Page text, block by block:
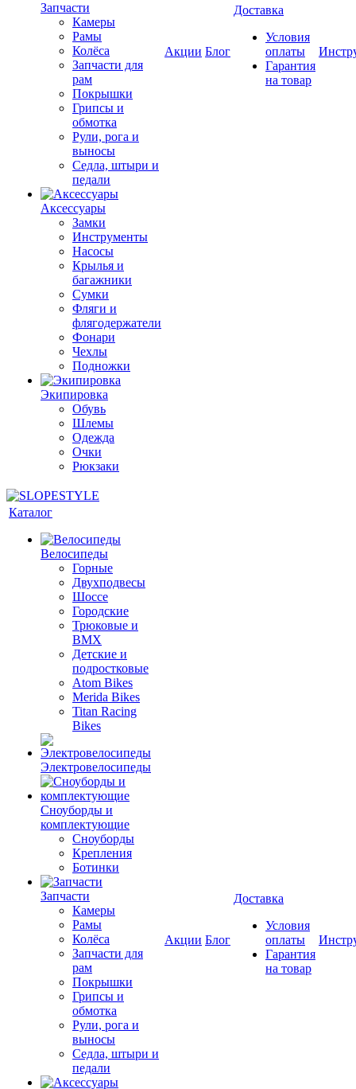
Запчасти
Камеры
Рамы
Колёса
Запчасти для
рам
Покрышки
Грипсы и
обмотка
Рули, рога и
выносы
Седла, штыри и
педали
Аксессуары
Замки
Инструменты
Насосы
Крылья и
багажники
Сумки
Фляги и
флягодержатели
Фонари
Чехлы
Подножки
Экипировка
Обувь
Шлемы
Одежда
Очки
Рюкзаки
Акции Блог
Доставка
Условия
оплаты
Гарантия
на товар
Каталог
Велосипеды
Горные
Двухподвесы
Шоссе
Городские
Трюковые и
BMX
Детские и
подростковые
Atom Bikes
Merida Bikes
Titan Racing
Bikes
Электровелосипеды
Cноуборды и
комплектующие
Сноуборды
Крепления
Ботинки
Запчасти
Камеры
Рамы
Колёса
Запчасти для
рам
Покрышки
Грипсы и
обмотка
Рули, рога и
выносы
Седла, штыри и
педали
Акции Блог
Доставка
Условия
оплаты
Гарантия
на товар